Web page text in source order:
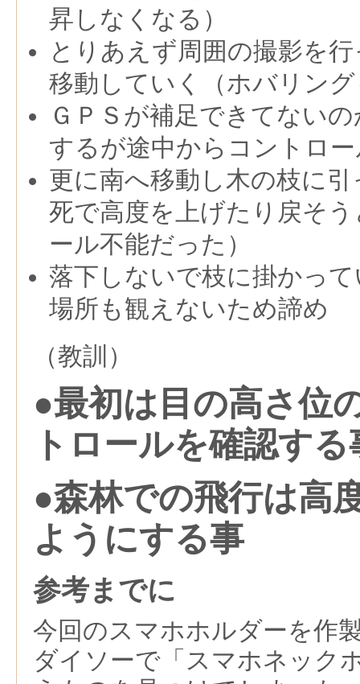
昇しなくなる）
とりあえず周囲の撮影を
移動していく（ホバリン
ＧＰＳが補足できてない
するが途中からコントロ
更に南へ移動し木の枝に
死で高度を上げたり戻そ
ール不能だった）
落下しないで枝に掛かっ
場所も観えないため諦め
（教訓）
●最初は目の高さ位
トロールを確認する
●森林での飛行は高
ようにする事
参考までに
今回のスマホホルダーを作
ダイソーで「スマホネック